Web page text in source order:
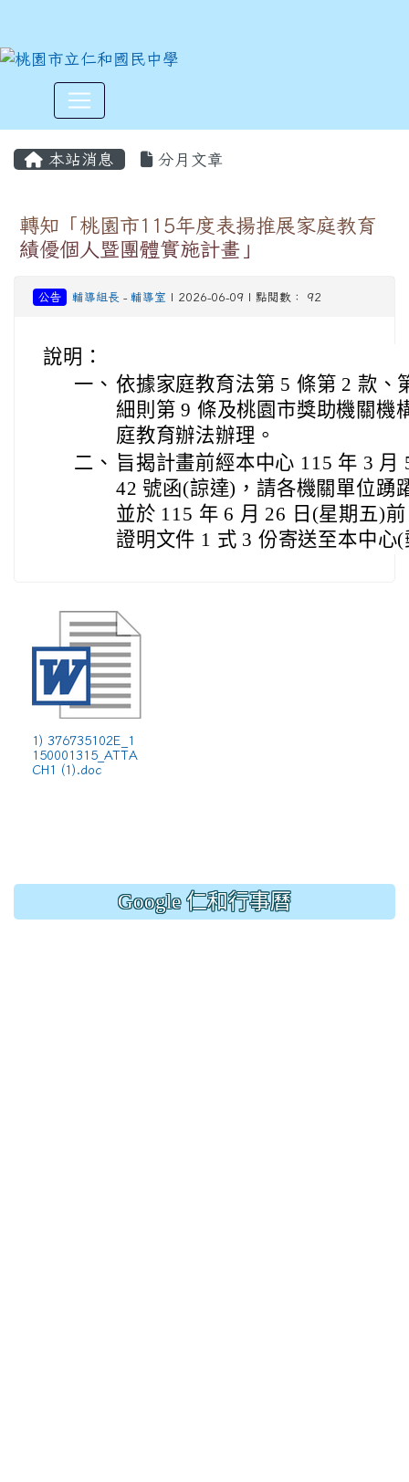
本站消息 分月文章
轉知「桃園市115年度表揚推展家庭教育
績優個人暨團體實施計畫」
公告 輔導組長 - 輔導室 | 2026-06-09 | 點閱數： 92
說明：
一、 依據家庭教育法第 5 條第 2 款、
細則第 9 條及桃園市獎助機關機
庭教育辦法辦理。
二、 旨揭計畫前經本中心 115 年 3 月
42 號函(諒達)，請各機關單位踴
並於 115 年 6 月 26 日(星期五)
證明文件 1 式 3 份寄送至本中心
1) 376735102E_1
150001315_ATTA
CH1 (1).doc
Google 仁和行事曆